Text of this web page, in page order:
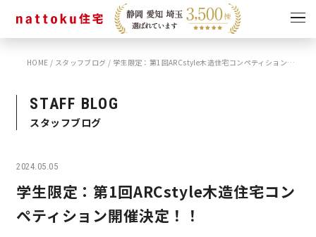
ショールーム
スタッフブログ
HOME / スタッフブログ / 学生限定：第1回ARCstyle木造住宅コンペティション開催決定！！
STAFF BLOG
スタッフブログ
2024.05.05
学生限定：第1回ARCstyle木造住宅コン
ペティション開催決定！！